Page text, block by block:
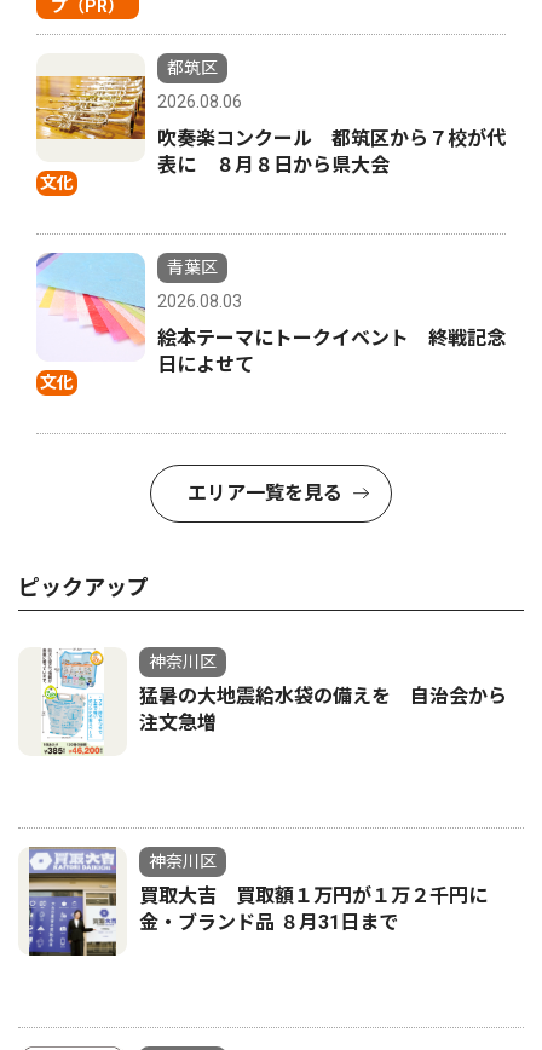
プ（PR）
文化
都筑区
2026.08.06
吹奏楽コンクール 都筑区から７校が代
表に ８月８日から県大会
文化
青葉区
2026.08.03
絵本テーマにトークイベント 終戦記念
日によせて
エリア一覧を見る
ピックアップ
神奈川区
猛暑の大地震給水袋の備えを 自治会から
注文急増
神奈川区
買取大吉 買取額１万円が１万２千円に
金・ブランド品 ８月31日まで